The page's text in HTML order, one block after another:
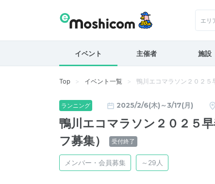
エリ
イベント 主催者 施設
Top イベント一覧 鴨川エコマラソン２０２５
ランニング 2025/2/6(木)～3/17(月)
鴨川エコマラソン２０２５
フ募集）
受付終了
メンバー・会員募集 ～29人